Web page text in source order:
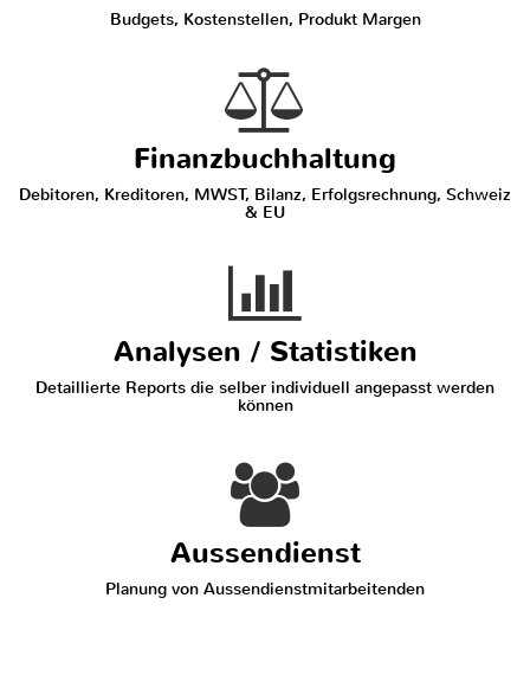
Budgets, Kostenstellen, Produkt Margen
Finanzbuchhaltung
Debitoren, Kreditoren, MWST, Bilanz, Erfolgsrechnung, Schweiz
& EU
Analysen / Statistiken
Detaillierte Reports die selber individuell angepasst werden
können
Aussendienst
Planung von Aussendienstmitarbeitenden